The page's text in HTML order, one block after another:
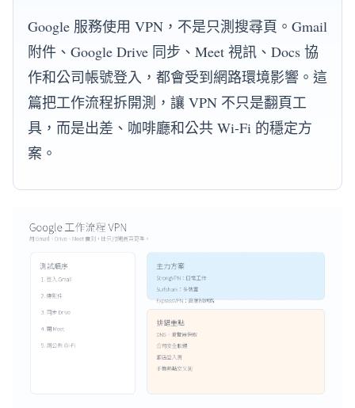
Google 服務使用 VPN，不是只測搜尋頁。Gmail
附件、Google Drive 同步、Meet 視訊、Docs 協
作和公司帳號登入，都會受到網路環境影響。這
篇把工作流程拆開測，讓 VPN 不只是翻頁工
具，而是出差、咖啡廳和公共 Wi-Fi 的穩定方
案。